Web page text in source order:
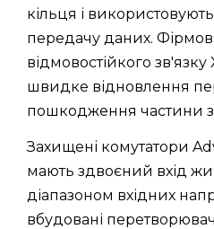
кільця і
передачу даних.
відмовостійкого
швидке відновлення
пошкодження частини
Захищені комутатори
мають здвоєний вхід
діапазоном вхідних
вбудовані